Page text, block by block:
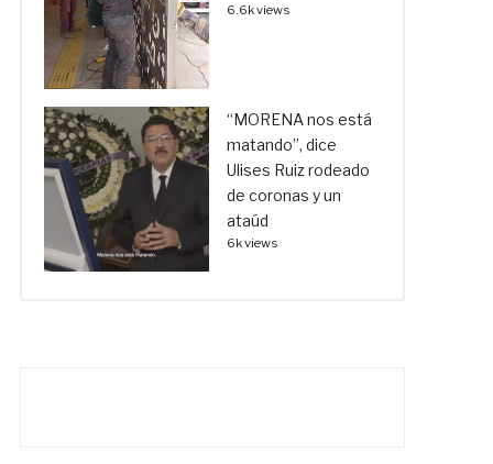
6.6k views
“MORENA nos está
matando”, dice
Ulises Ruiz rodeado
de coronas y un
ataúd
6k views